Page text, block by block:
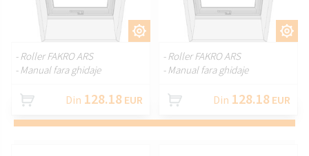
- Roller FAKRO ARS
- Manual fara ghidaje
Din 128.18 EUR
- Roller FAKRO ARS
- Manual fara ghidaje
Din 128.18 EUR